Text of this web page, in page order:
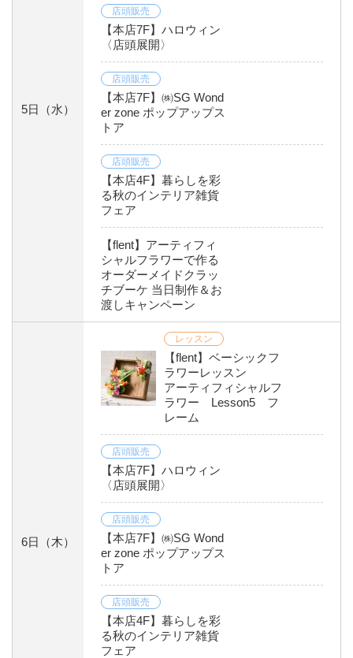
5日 （水）
店頭販売
【本店7F】ハロウィン
〈店頭展開〉
店頭販売
【本店7F】㈱SG Wond
er zone ポップアップス
トア
店頭販売
【本店4F】暮らしを彩
る秋のインテリア雑貨
フェア
【flent】アーティフィ
シャルフラワーで作る
オーダーメイドクラッ
チブーケ 当日制作＆お
渡しキャンペーン
6日 （木）
レッスン
【flent】ベーシックフ
ラワーレッスン
アーティフィシャルフ
ラワー Lesson5 フ
レーム
店頭販売
【本店7F】ハロウィン
〈店頭展開〉
店頭販売
【本店7F】㈱SG Wond
er zone ポップアップス
トア
店頭販売
【本店4F】暮らしを彩
る秋のインテリア雑貨
フェア